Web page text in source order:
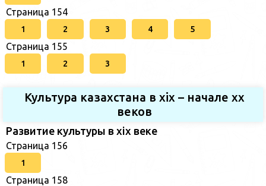
Страница 154
1 2 3 4 5
Страница 155
1 2 3
Культура казахстана в xix – начале хх
веков
Развитие культуры в xix веке
Страница 156
1
Страница 158